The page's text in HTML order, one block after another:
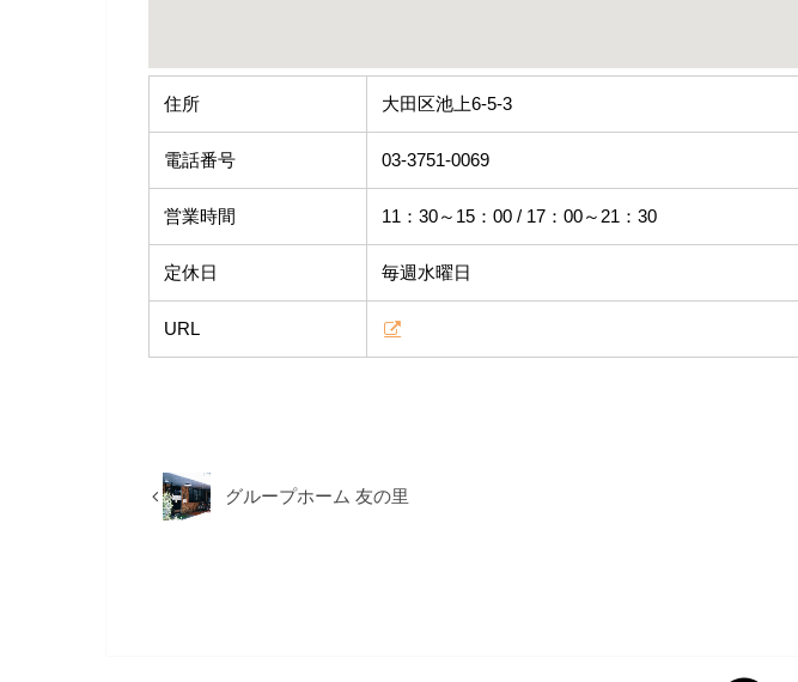
住所 大田区池上6-5-3
電話番号 03-3751-0069
営業時間 11：30～15：00 / 17：00～21：30
定休日 毎週水曜日
URL
グループホーム 友の里